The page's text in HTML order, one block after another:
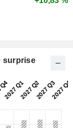
surprise